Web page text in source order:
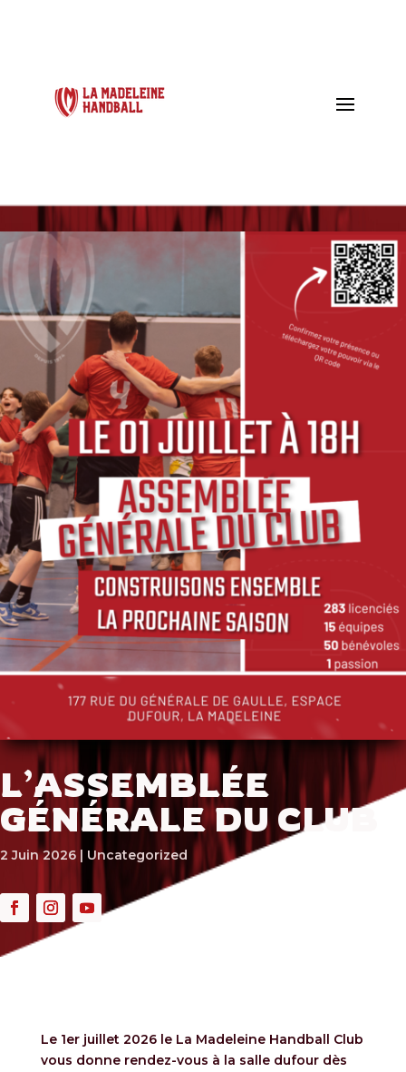
L’ASSEMBLÉE
GÉNÉRALE DU CLUB
2 Juin 2026 | Uncategorized
Le 1er juillet 2026 le La Madeleine Handball Club
vous donne rendez-vous à la salle dufour dès